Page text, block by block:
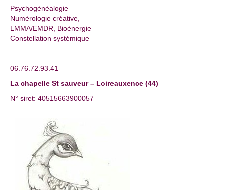
Psychogénéalogie
Numérologie créative,
LMMA/EMDR, Bioénergie
Constellation systémique
06.76.72.93.41
La chapelle St sauveur – Loireauxence (44)
N° siret: 40515663900057